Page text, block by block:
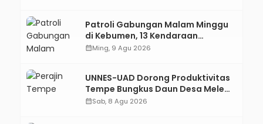
Patroli Gabungan Malam Minggu
di Kebumen, 13 Kendaraan
Terjaring Razia Knalpot Brong
calendar_monthMing, 9 Agu 2026
UNNES-UAD Dorong Produktivitas
Tempe Bungkus Daun Desa Meles,
Bantu Mesin dan Pendampingan
calendar_monthSab, 8 Agu 2026